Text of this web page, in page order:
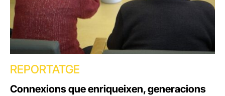
REPORTATGE
Connexions que enriqueixen, generacions